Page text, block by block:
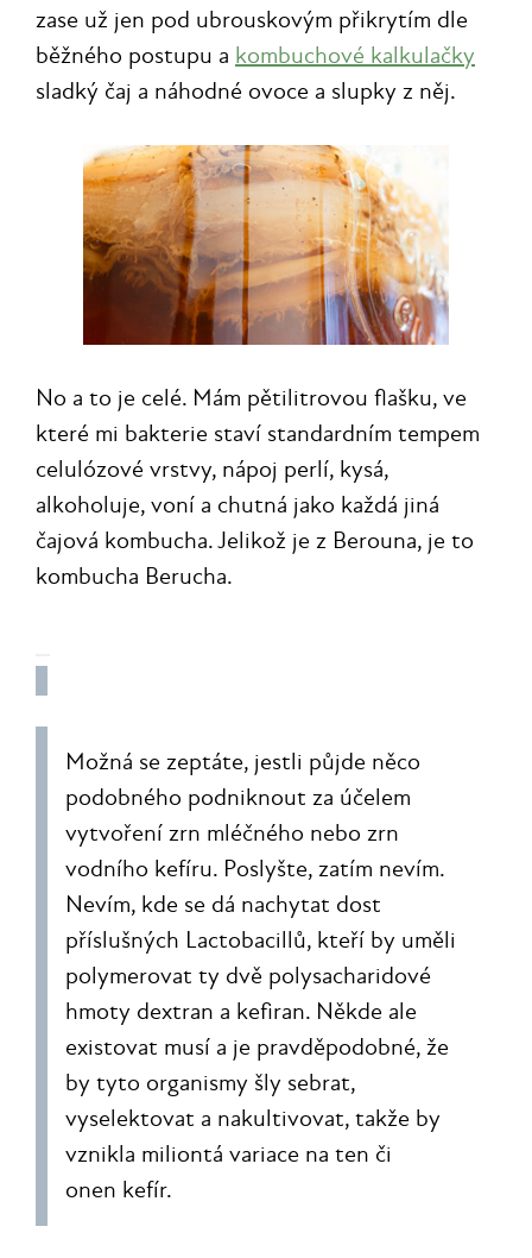
zase už jen pod ubrouskovým přikrytím dle
běžného postupu a kombuchové kalkulačky
sladký čaj a náhodné ovoce a slupky z něj.
No a to je celé. Mám pětilitrovou flašku, ve
které mi bakterie staví standardním tempem
celulózové vrstvy, nápoj perlí, kysá,
alkoholuje, voní a chutná jako každá jiná
čajová kombucha. Jelikož je z Berouna, je to
kombucha Berucha.
Možná se zeptáte, jestli půjde něco
podobného podniknout za účelem
vytvoření zrn mléčného nebo zrn
vodního kefíru. Poslyšte, zatím nevím.
Nevím, kde se dá nachytat dost
příslušných Lactobacillů, kteří by uměli
polymerovat ty dvě polysacharidové
hmoty dextran a kefiran. Někde ale
existovat musí a je pravděpodobné, že
by tyto organismy šly sebrat,
vyselektovat a nakultivovat, takže by
vznikla miliontá variace na ten či
onen kefír.